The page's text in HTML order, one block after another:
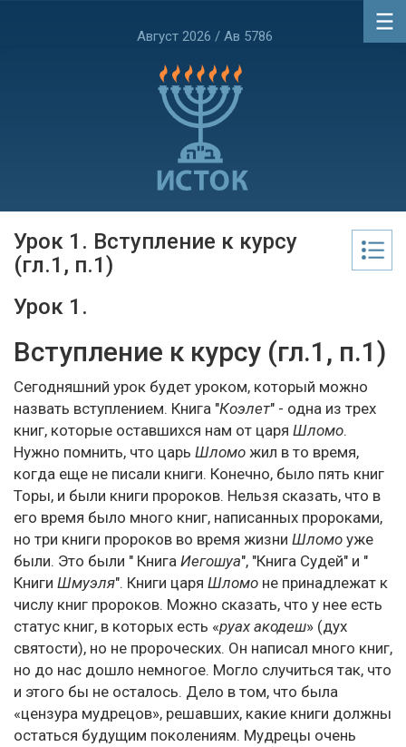
Август 2026 / Ав 5786
Урок 1. Вступление к курсу
(гл.1, п.1)
Урок 1.
Вступление к курсу (гл.1, п.1)
Сегодняшний урок будет уроком, который можно
назвать вступлением. Книга "Коэлет" - одна из трех
книг, которые оставшихся нам от царя Шломо.
Нужно помнить, что царь Шломо жил в то время,
когда еще не писали книги. Конечно, было пять книг
Торы, и были книги пророков. Нельзя сказать, что в
его время было много книг, написанных пророками,
но три книги пророков во время жизни Шломо уже
были. Это были " Книга Иегошуа", "Книга Судей" и "
Книги Шмуэля". Книги царя Шломо не принадлежат к
числу книг пророков. Можно сказать, что у нее есть
статус книг, в которых есть «руах акодеш» (дух
святости), но не пророческих. Он написал много книг,
но до нас дошло немногое. Могло случиться так, что
и этого бы не осталось. Дело в том, что была
«цензура мудрецов», решавших, какие книги должны
остаться будущим поколениям. Мудрецы очень